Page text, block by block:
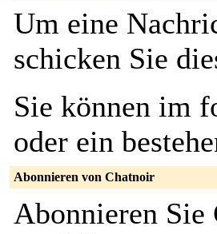
Um eine
schicken Sie
Sie können im
oder ein
Abonnieren von Chatnoir
Abonnieren Sie